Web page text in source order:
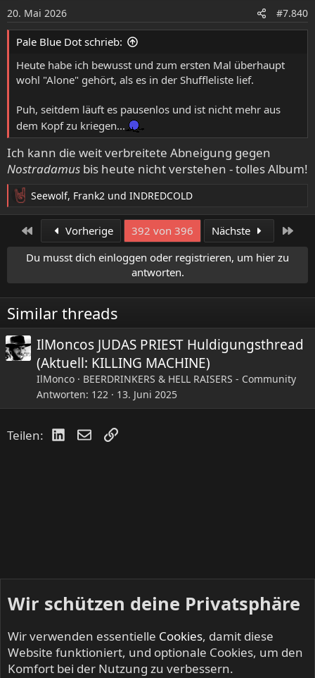
o
n
e
n
20. Mai 2026 #7.840
Pale Blue Dot schrieb:
Heute habe ich bewusst und zum ersten Mal überhaupt
wohl "Alone" gehört, als es in der Shuffleliste lief.
Puh, seitdem läuft es pausenlos und ist nicht mehr aus
dem Kopf zu kriegen...
Ich kann die weit verbreitete Abneigung gegen
Nostradamus bis heute nicht verstehen - tolles Album!
R
e
o
n
e
n
:
Seewolf, Frank2 und INDREDCOLD
Erste Vorherige 392 von 396 Nächste
Du musst dich einloggen oder registrieren, um hier zu
antworten.
Similar threads
IlMoncos JUDAS PRIEST Huldigungsthread
(Aktuell: KILLING MACHINE)
IlMonco
BEERDRINKERS & HELL RAISERS - Community
Antworten 122 13. Juni 2025
Teilen: LinkedIn
E-MailLink
Wir schützen deine Privatsphäre
Wir verwenden essentielle Cookies, damit diese
Website funktioniert, und optionale Cookies, um den
Komfort bei der Nutzung zu verbessern.